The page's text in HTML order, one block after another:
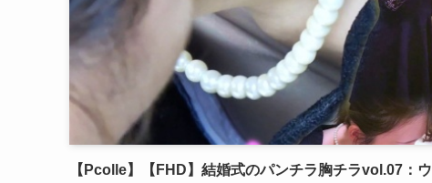
【Pcolle】【FHD】結婚式のパンチラ胸チラvol.07：ウ